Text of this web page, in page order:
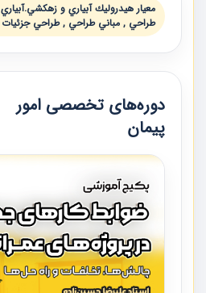
معيار هيدروليك آبياري و
طراحي , مباني طراحي , طراحي جزئيات
دوره‌های تخصصی امور
پیمان